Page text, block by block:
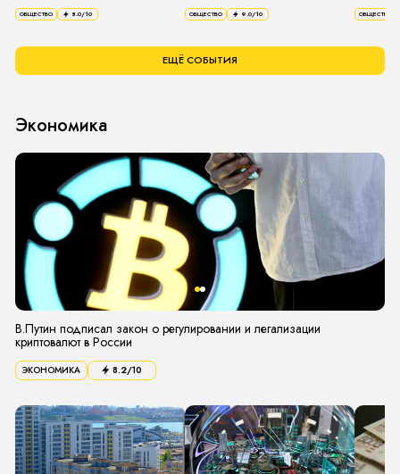
ОБЩЕСТВО 8.0/10 ОБЩЕСТВО 9.0/10 ОБЩЕСТВО
ЕЩЁ СОБЫТИЯ
Экономика
В.Путин подписал закон о регулировании и легализации
криптовалют в России
ЭКОНОМИКА 8.2/10